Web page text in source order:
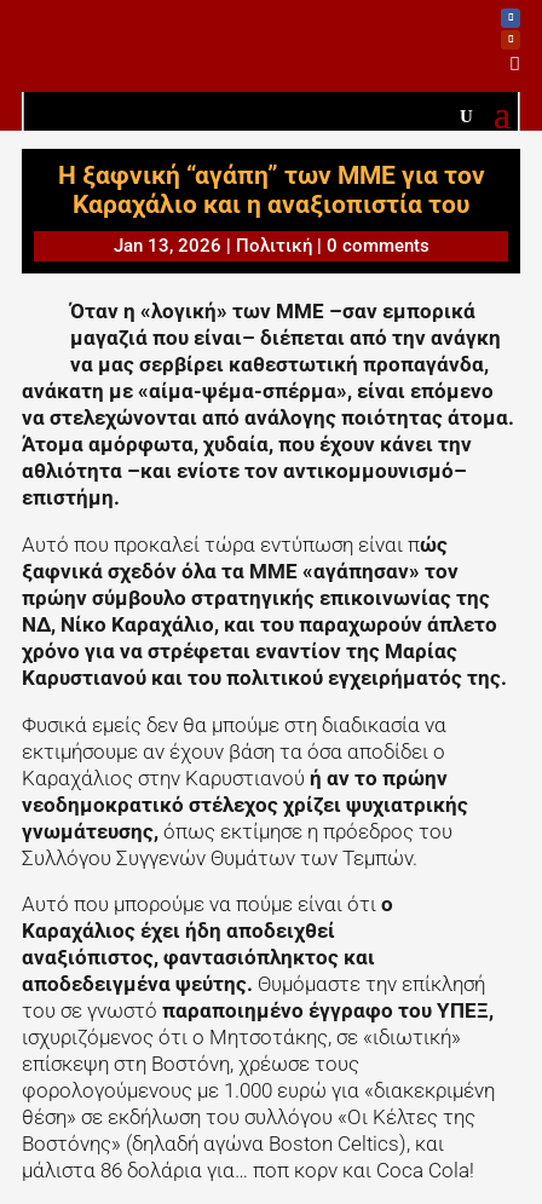

Η ξαφνική “αγάπη” των ΜΜΕ για τον
Καραχάλιο και η αναξιοπιστία του
Jan 13, 2026 | Πολιτική| 0 comments
Όταν η «λογική» των ΜΜΕ –σαν εμπορικά
μαγαζιά που είναι– διέπεται από την ανάγκη
να μας σερβίρει καθεστωτική προπαγάνδα,
ανάκατη με «αίμα-ψέμα-σπέρμα», είναι επόμενο
να στελεχώνονται από ανάλογης ποιότητας άτομα.
Άτομα αμόρφωτα, χυδαία, που έχουν κάνει την
αθλιότητα –και ενίοτε τον αντικομμουνισμό–
επιστήμη.
Αυτό που προκαλεί τώρα εντύπωση είναι πώς
ξαφνικά σχεδόν όλα τα ΜΜΕ «αγάπησαν» τον
πρώην σύμβουλο στρατηγικής επικοινωνίας της
ΝΔ, Νίκο Καραχάλιο, και του παραχωρούν άπλετο
χρόνο για να στρέφεται εναντίον της Μαρίας
Καρυστιανού και του πολιτικού εγχειρήματός της.
Φυσικά εμείς δεν θα μπούμε στη διαδικασία να
εκτιμήσουμε αν έχουν βάση τα όσα αποδίδει ο
Καραχάλιος στην Καρυστιανού ή αν το πρώην
νεοδημοκρατικό στέλεχος χρίζει ψυχιατρικής
γνωμάτευσης,όπως εκτίμησε η πρόεδρος του
Συλλόγου Συγγενών Θυμάτων των Τεμπών.
Αυτό που μπορούμε να πούμε είναι ότι ο
Καραχάλιος έχει ήδη αποδειχθεί
αναξιόπιστος, φαντασιόπληκτος και
αποδεδειγμένα ψεύτης. Θυμόμαστε την επίκλησή
του σε γνωστό παραποιημένο έγγραφο του ΥΠΕΞ,
ισχυριζόμενος ότι ο Μητσοτάκης, σε «ιδιωτική»
επίσκεψη στη Βοστόνη, χρέωσε τους
φορολογούμενους με 1.000 ευρώ για «διακεκριμένη
θέση» σε εκδήλωση του συλλόγου «Οι Κέλτες της
Βοστόνης» (δηλαδή αγώνα Boston Celtics), και
μάλιστα 86 δολάρια για… ποπ κορν και Coca Cola!